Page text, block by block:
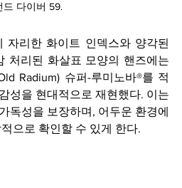
드 다이버 59.
자리한 화이트 인덱스와 양각된
처리된 화살표 모양의 핸즈에는
Radium) 슈퍼-루미노바®를 적
성을 현대적으로 재현했다. 이는
독성을 보장하며, 어두운 환경에
으로 확인할 수 있게 한다.